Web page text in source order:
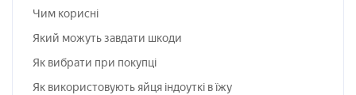
Чим корисні
Який можуть завдати шкоди
Як вибрати при покупці
Як використовують яйця індоуткі в їжу